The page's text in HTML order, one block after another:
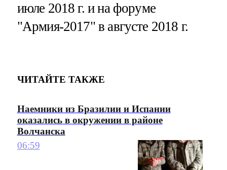
июле 2018 г. и на форуме
"Армия-2017" в августе 2018 г.
ЧИТАЙТЕ ТАКЖЕ
Наемники из Бразилии и Испании
оказались в окружении в районе
Волчанска
06:59